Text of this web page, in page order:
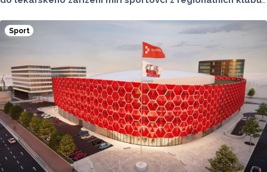
o tom tisková mluvčí nemocnice Radka Miloševská.
V Prostějově vyšetřují i sportovce z Moravskoslezského,
Zlínského nebo Jihomoravského kraje.
Sport